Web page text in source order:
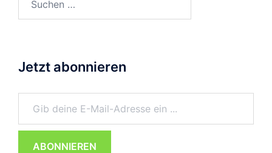
nach:
Jetzt abonnieren
Gib deine E-Mail-Adresse ein ...
ABONNIEREN